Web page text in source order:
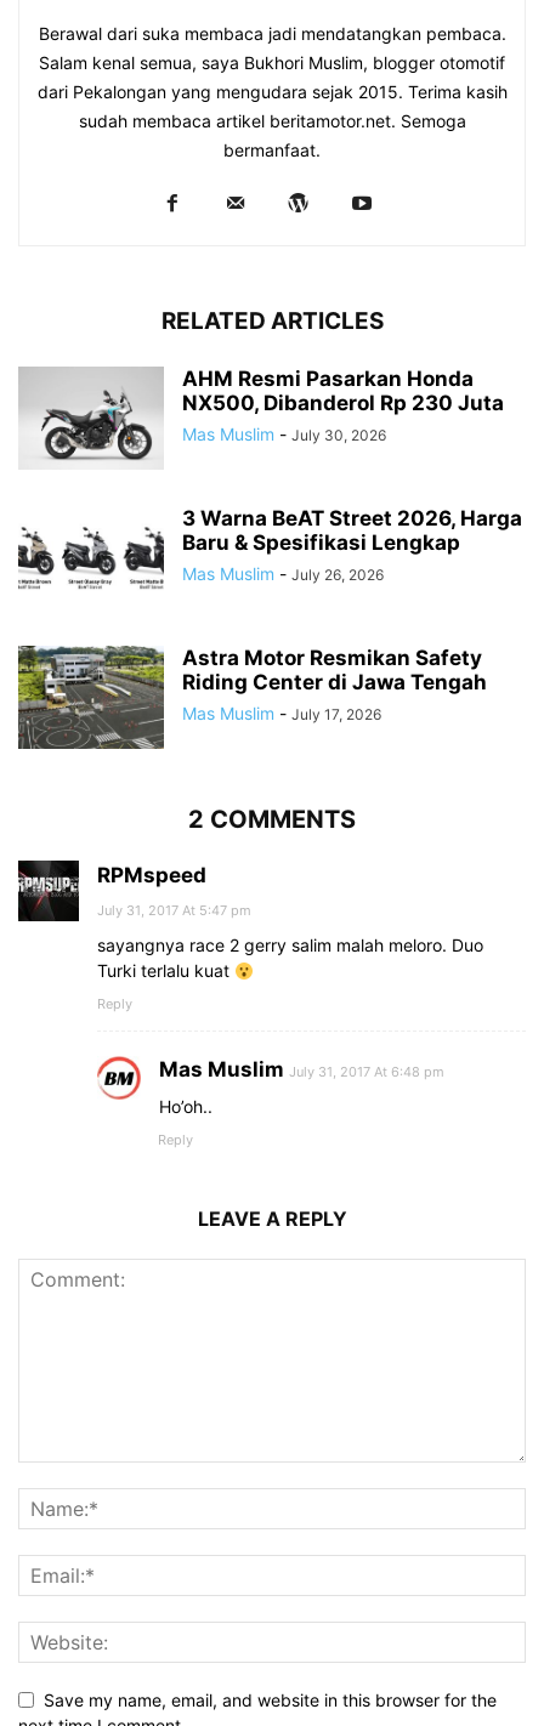
Berawal dari suka membaca jadi mendatangkan pembaca.
Salam kenal semua, saya Bukhori Muslim, blogger otomotif
dari Pekalongan yang mengudara sejak 2015. Terima kasih
sudah membaca artikel beritamotor.net. Semoga
bermanfaat.
RELATED ARTICLES
AHM Resmi Pasarkan Honda
NX500, Dibanderol Rp 230 Juta
Mas Muslim - July 30, 2026
3 Warna BeAT Street 2026, Harga
Baru & Spesifikasi Lengkap
Mas Muslim - July 26, 2026
Astra Motor Resmikan Safety
Riding Center di Jawa Tengah
Mas Muslim - July 17, 2026
2 COMMENTS
RPMspeed
July 31, 2017 At 5:47 pm
sayangnya race 2 gerry salim malah meloro. Duo
Turki terlalu kuat
Reply
Mas Muslim July 31, 2017 At 6:48 pm
Ho’oh..
Reply
LEAVE A REPLY
Save my name, email, and website in this browser for the